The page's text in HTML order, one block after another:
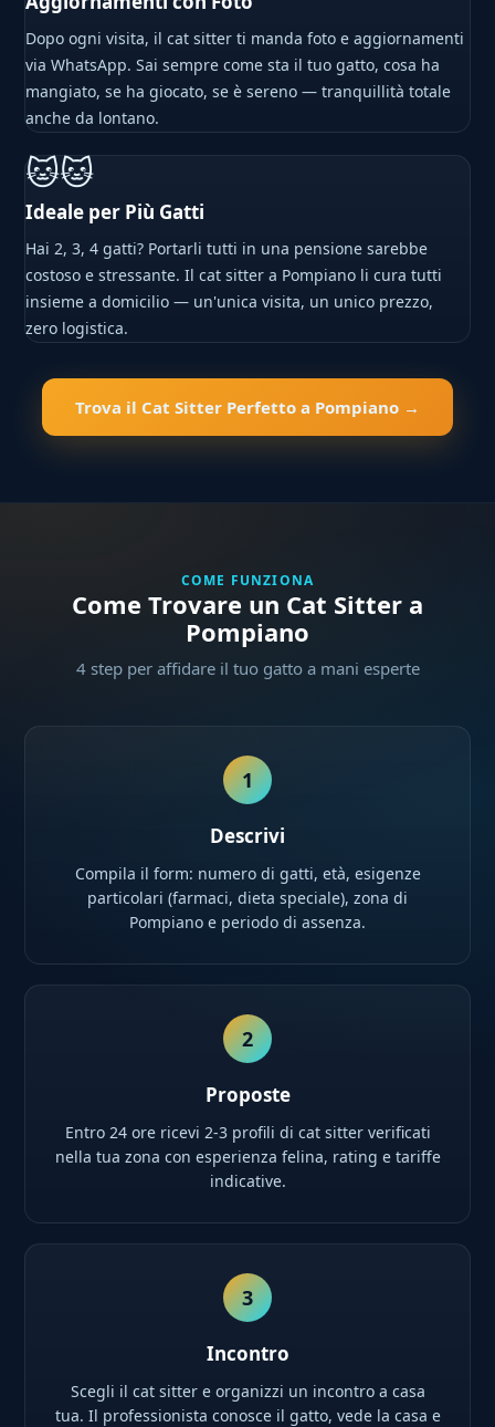
Dopo ogni visita, il cat sitter ti manda foto e aggiornamenti
via WhatsApp. Sai sempre come sta il tuo gatto, cosa ha
mangiato, se ha giocato, se è sereno — tranquillità totale
anche da lontano.
🐱🐱
Ideale per Più Gatti
Hai 2, 3, 4 gatti? Portarli tutti in una pensione sarebbe
costoso e stressante. Il cat sitter a Pompiano li cura tutti
insieme a domicilio — un'unica visita, un unico prezzo,
zero logistica.
Trova il Cat Sitter Perfetto a Pompiano →
COME FUNZIONA
Come Trovare un Cat Sitter a
Pompiano
4 step per affidare il tuo gatto a mani esperte
1
Descrivi
Compila il form: numero di gatti, età, esigenze
particolari (farmaci, dieta speciale), zona di
Pompiano e periodo di assenza.
2
Proposte
Entro 24 ore ricevi 2-3 profili di cat sitter verificati
nella tua zona con esperienza felina, rating e tariffe
indicative.
3
Incontro
Scegli il cat sitter e organizzi un incontro a casa
tua. Il professionista conosce il gatto, vede la casa e